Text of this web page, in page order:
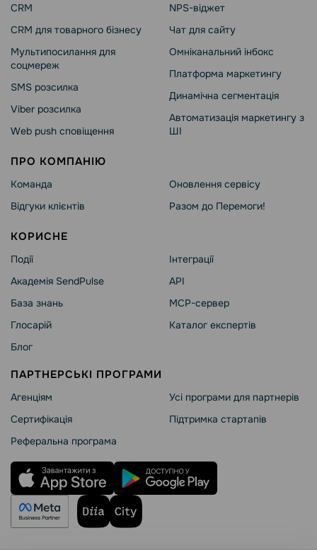
CRM
CRM для товарного бізнесу
Мультипосилання для
соцмереж
SMS розсилка
Viber розсилка
Web push сповіщення
NPS-віджет
Чат для сайту
Омніканальний інбокс
Платформа маркетингу
Динамічна сегментація
Автоматизація маркетингу з
ШІ
ПРО КОМПАНІЮ
Команда
Відгуки клієнтів
Оновлення сервісу
Разом до Перемоги!
КОРИСНЕ
Події
Академія SendPulse
База знань
Глосарій
Блог
Інтеграції
API
MCP-сервер
Каталог експертів
ПАРТНЕРСЬКІ ПРОГРАМИ
Агенціям
Сертифікація
Реферальна програма
Усі програми для партнерів
Підтримка стартапів